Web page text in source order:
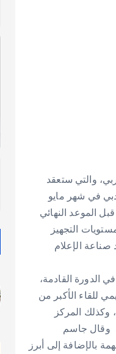
والتي ستعقد
في شهر مايو
الموعد النهائي
التجهيز
الإعلام
الدورة القادمة،
التنظيمي للقاء الأكبر من
وكذلك المركز
وقال جاسم
بالإضافة إلى أبرز